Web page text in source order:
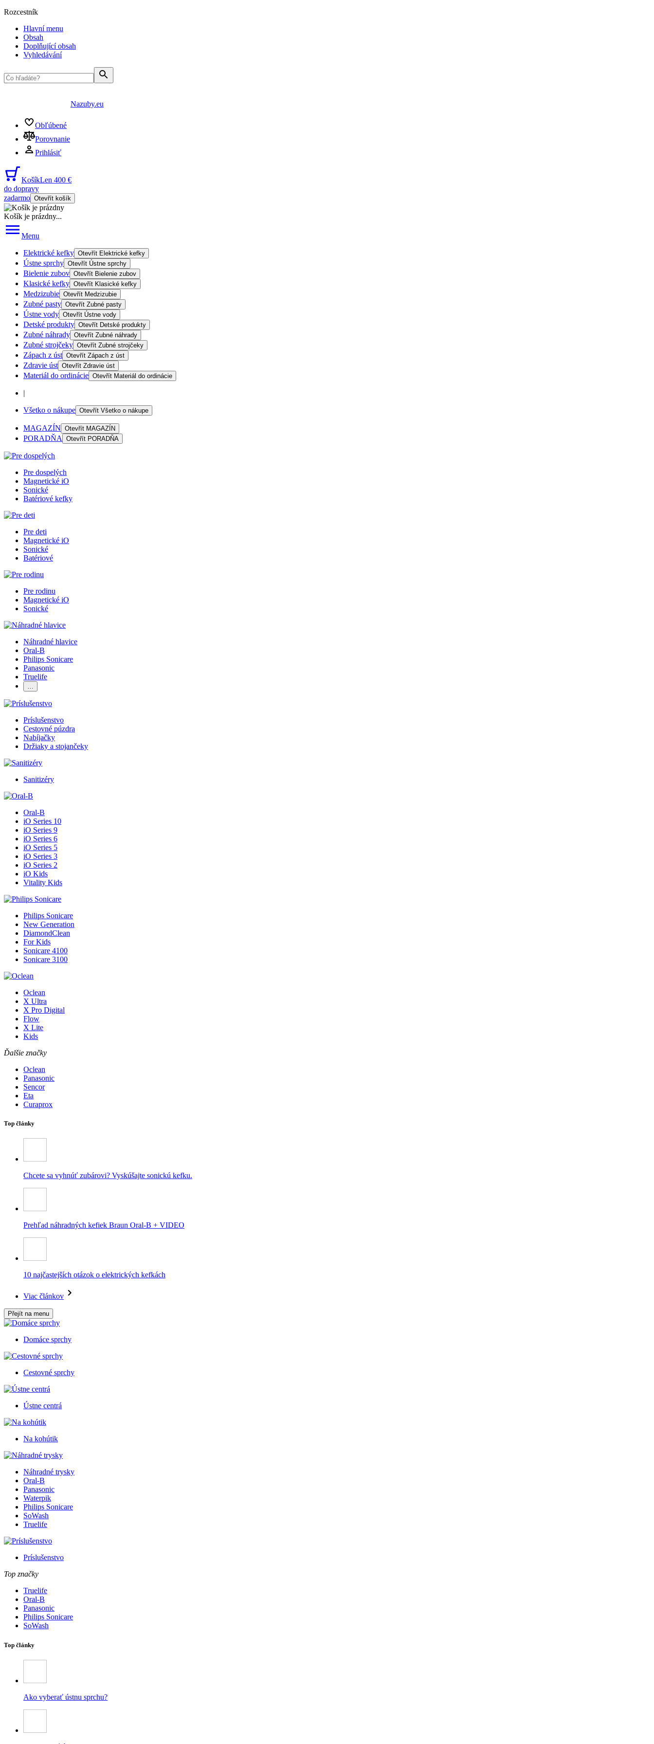
Rozcestník
Hlavní menu
Obsah
Doplňující obsah
Vyhledávání
Nazuby.eu
Obľúbené
Porovnanie
Prihlásiť
KošíkLen 400 €
do dopravy
zadarmo Otevřít košík
Košík je prázdny...
Menu
Elektrické kefky Otevřít Elektrické kefky
Ústne sprchy Otevřít Ústne sprchy
Bielenie zubov Otevřít Bielenie zubov
Klasické kefky Otevřít Klasické kefky
Medzizubie Otevřít Medzizubie
Zubné pasty Otevřít Zubné pasty
Ústne vody Otevřít Ústne vody
Detské produkty Otevřít Detské produkty
Zubné náhrady Otevřít Zubné náhrady
Zubné strojčeky Otevřít Zubné strojčeky
Zápach z úst Otevřít Zápach z úst
Zdravie úst Otevřít Zdravie úst
Materiál do ordinácie Otevřít Materiál do ordinácie
|
Všetko o nákupe Otevřít Všetko o nákupe
MAGAZÍN Otevřít MAGAZÍN
PORADŇA Otevřít PORADŇA
Pre dospelých
Magnetické iO
Sonické
Batériové kefky
Pre deti
Magnetické iO
Sonické
Batériové
Pre rodinu
Magnetické iO
Sonické
Náhradné hlavice
Oral-B
Philips Sonicare
Panasonic
Truelife
…
Príslušenstvo
Cestovné púzdra
Nabíjačky
Držiaky a stojančeky
Sanitizéry
Oral-B
iO Series 10
iO Series 9
iO Series 6
iO Series 5
iO Series 3
iO Series 2
iO Kids
Vitality Kids
Philips Sonicare
New Generation
DiamondClean
For Kids
Sonicare 4100
Sonicare 3100
Oclean
X Ultra
X Pro Digital
Flow
X Lite
Kids
Ďalšie značky
Oclean
Panasonic
Sencor
Eta
Curaprox
Top články
Chcete sa vyhnúť zubárovi? Vyskúšajte sonickú kefku.
Prehľad náhradných kefiek Braun Oral-B + VIDEO
10 najčastejších otázok o elektrických kefkách
Viac článkov
Přejít na menu
Domáce sprchy
Cestovné sprchy
Ústne centrá
Na kohútik
Náhradné trysky
Oral-B
Panasonic
Waterpik
Philips Sonicare
SoWash
Truelife
Príslušenstvo
Top značky
Truelife
Oral-B
Panasonic
Philips Sonicare
SoWash
Top články
Ako vyberať ústnu sprchu?